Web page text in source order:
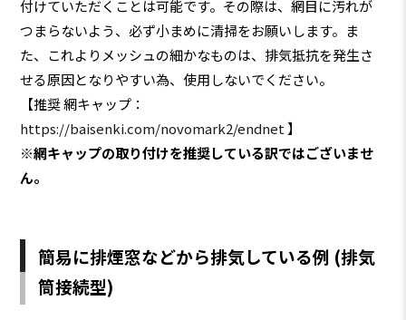
付けていただくことは可能です。その際は、網目に汚れが
つまらないよう、必ず小まめに清掃をお願いします。ま
た、これよりメッシュの細かなものは、排気抵抗を発生さ
せる原因となりやすい為、使用しないでください。
【推奨 網キャップ：
https://baisenki.com/novomark2/endnet】
※網キャップの取り付けを推奨している訳ではございませ
ん。
簡易に排煙窓などから排気している例 (排気
筒接続型)